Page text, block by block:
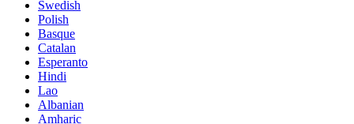
Swedish
Polish
Basque
Catalan
Esperanto
Hindi
Lao
Albanian
Amharic